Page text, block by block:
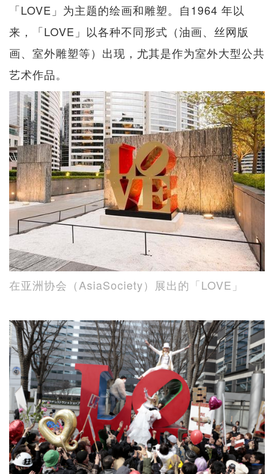
「LOVE」为主题的绘画和雕塑。自1964 年以
来，「LOVE」以各种不同形式（油画、丝网版
画、室外雕塑等）出现，尤其是作为室外大型公共
艺术作品。
在亚洲协会（AsiaSociety）展出的「LOVE」